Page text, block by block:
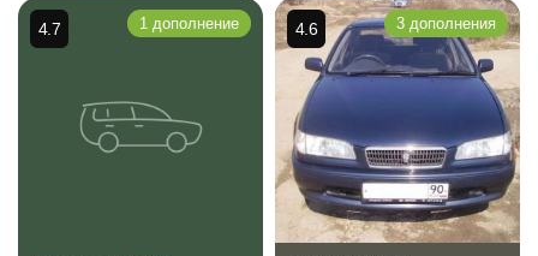
4.7 1 дополнение 4.6 3 дополнения